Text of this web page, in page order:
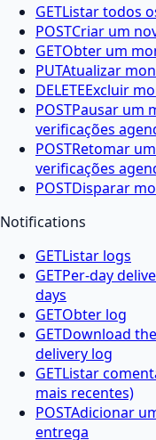
GETListar todos
POSTCriar um
GETObter um
PUTAtualizar
DELETEExcluir
POSTPausar um
verificações
POSTRetomar
verificações
POSTDisparar
Notifications
GETListar logs
GETPer-day
days
GETObter log
GETDownload
delivery log
GETListar
mais recentes)
POSTAdicionar
entrega